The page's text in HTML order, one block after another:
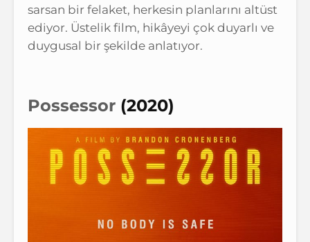
sarsan bir felaket, herkesin planlarını altüst
ediyor. Üstelik film, hikâyeyi çok duyarlı ve
duygusal bir şekilde anlatıyor.
Possessor (2020)